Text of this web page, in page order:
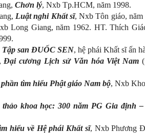
Chơn lý, Nxb Tp.HCM, năm 1998.
Luật nghi Khất sĩ, Nxb Tôn giáo,
Long Giang, năm 1962. HT. Thích
Tập san ĐUỐC SEN, hệ phái Khất sĩ ấn
Đại cương Lịch sử Văn hóa Việt Nam
phần tìm hiểu Phật giáo Nam bộ, Nxb
thảo khoa học: 300 năm PG Gia định
hiểu về Hệ phái Khất sĩ, Nxb Phương